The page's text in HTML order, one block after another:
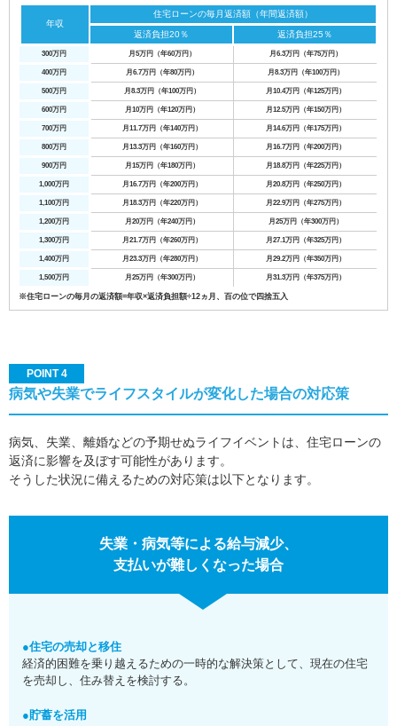
年収
住宅ローンの毎月返済額（年間返済額）
返済負担20％ 返済負担25％
300万円 月5万円（年60万円） 月6.3万円（年75万円）
400万円 月6.7万円（年80万円） 月8.3万円（年100万円）
500万円 月8.3万円（年100万円） 月10.4万円（年125万円）
600万円 月10万円（年120万円） 月12.5万円（年150万円）
700万円 月11.7万円（年140万円） 月14.6万円（年175万円）
800万円 月13.3万円（年160万円） 月16.7万円（年200万円）
900万円 月15万円（年180万円） 月18.8万円（年225万円）
1,000万円 月16.7万円（年200万円） 月20.8万円（年250万円）
1,100万円 月18.3万円（年220万円） 月22.9万円（年275万円）
1,200万円 月20万円（年240万円） 月25万円（年300万円）
1,300万円 月21.7万円（年260万円） 月27.1万円（年325万円）
1,400万円 月23.3万円（年280万円） 月29.2万円（年350万円）
1,500万円 月25万円（年300万円） 月31.3万円（年375万円）
※住宅ローンの毎月の返済額=年収×返済負担額÷12ヵ月、百の位で四捨五入
POINT 4
病気や失業でライフスタイルが変化した場合の対応策
病気、失業、離婚などの予期せぬライフイベントは、住宅ローンの
返済に影響を及ぼす可能性があります。
そうした状況に備えるための対応策は以下となります。
失業・病気等による給与減少、
支払いが難しくなった場合
●住宅の売却と移住
経済的困難を乗り越えるための一時的な解決策として、現在の住宅
を売却し、住み替えを検討する。
●貯蓄を活用